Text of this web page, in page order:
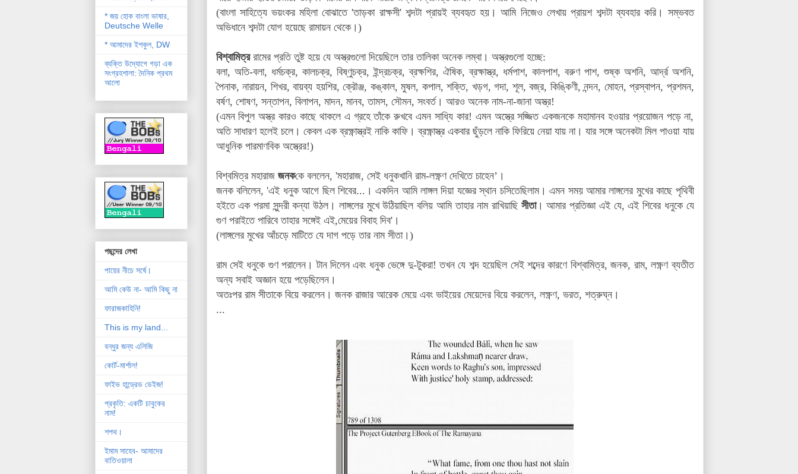
(বাংলা সাহিত্যে ভয়ংকর মহিলা বোঝাতে 'তাড়কা রাক্ষসী' শব্দটা প্রায়ই ব্যবহৃত হয়। আমি নিজেও লেখায় প্রায়শ শব্দটা ব্যবহার করি। সম্ভবত
অভিধানে শব্দটা যোগ হয়েছে রামায়ন থেকে।)
বিশ্বামিত্ররামের প্রতি তুষ্ট হয়ে যে অস্ত্রগুলো দিয়েছিলে তার তালিকা অনেক লম্বা। অস্ত্রগুলো হচ্ছে:
বলা, অতি-বলা, ধর্মচক্র, কালচক্র, বিষ্ণুচক্র, ইন্দ্রচক্র, ব্রক্ষশির, ঐষিক, ব্রক্ষাস্ত্র, ধর্মপাশ, কালপাশ, বরুণ পাশ, শুষ্ক অশনি, আর্দ্র অশনি,
পৈনাক, নারায়ন, শিখর, বায়ব্য হয়শির, ক্রৌঞ্জ, কঙ্কাল, মুষল, কপাল, শক্তি, খড়গ, গদা, শূল, বজ্র, কিঙ্কিণী, নন্দন, মোহন, প্রস্বাপন, প্রশমন,
বর্ষণ, শোষণ, সন্তাপন, বিলাপন, মাদন, মানব, তামস, সৌমন, সংবর্ত। আরও অনেক নাম-না-জানা অস্ত্র!
(এমন বিপুল অস্ত্র কারও কাছে থাকলে এ গ্রহে তাঁকে রুখবে এমন সাধ্যি কার! এমন অস্ত্রে সজ্জিত একজনকে মহামানব হওয়ার প্রয়োজন পড়ে না,
অতি সাধারণ হলেই চলে। কেবল এক ব্রক্ষ্ণাস্ত্রই নাকি কাফি।ব্রক্ষ্ণাস্ত্রএকবার ছুঁড়লে নাকি ফিরিয়ে নেয়া যায় না। যার সঙ্গে অনেকটা মিল পাওয়া যায়
আধুনিক পারমাণবিক অস্ত্রের!)
বিশ্বমিত্র মহারাজ জনককে বললেন, 'মহারাজ, সেই ধনুকখানি রাম-লক্ষ্ণণ দেখিতে চাহেন’।
জনক বলিলেন, 'এই ধনুক আগে ছিল শিবের...। একদিন আমি লাঙ্গল দিয়া যজ্ঞের স্থান চসিতেছিলাম। এমন সময় আমার লাঙ্গলের মুখের কাছে পৃথিবী
হইতে এক পরমা সুন্দরী কন্যা উঠল। লাঙ্গলের মুখে উঠিয়াছিল বলিয় আমি তাহার নাম রাখিয়াছি সীতা। আমার প্রতিজ্ঞা এই যে, এই শিবের ধনুকে যে
গুণ পরাইতে পারিবে তাহার সঙ্গেই এই,মেয়ের বিবাহ দিব'।
(লাঙ্গলের মুখের আঁচড়ে মাটিতে যে দাগ পড়ে তার নাম সীতা।)
রাম সেই ধনুকে গুণ পরালেন। টান দিলেন এবং ধনুক ভেঙ্গে দু-টুকরা! তখন যে শব্দ হয়েছিল সেই শব্দের কারণে বিশ্বামিত্র, জনক, রাম, লক্ষ্ণণ ব্যতীত
অন্য সবাই অজ্ঞান হয়ে পড়েছিলেন।
অতঃপর রাম সীতাকে বিয়ে করলেন। জনক রাজার আরেক মেয়ে এবং ভাইয়ের মেয়েদের বিয়ে করলেন, লক্ষ্ণণ, ভরত, শত্রুঘ্ন।
...
* জয় হোক বাংলা ভাষার,
Deutsche Welle
* আমাদের ইশকুল, DW
ব্যক্তি উদ্যোগে গড়া এক
সংগ্রহশালা: দৈনিক প্রথম
আলো
পছন্দের লেখা
পায়ের নীচে সর্ষে।
আমি কেউ না- আমি কিছু না
ফারাজকাহিনি!
This is my land...
বন্ধুর জন্য এলিজি
কোর্ট-মার্শাল!
ফাইভ হান্ড্রেড ডেইজ!
প্রকৃতি: একটি চাবুকের
নাম!
শপথ।
ইমাম সাহেব- আমাদের
বাতিওয়ালা